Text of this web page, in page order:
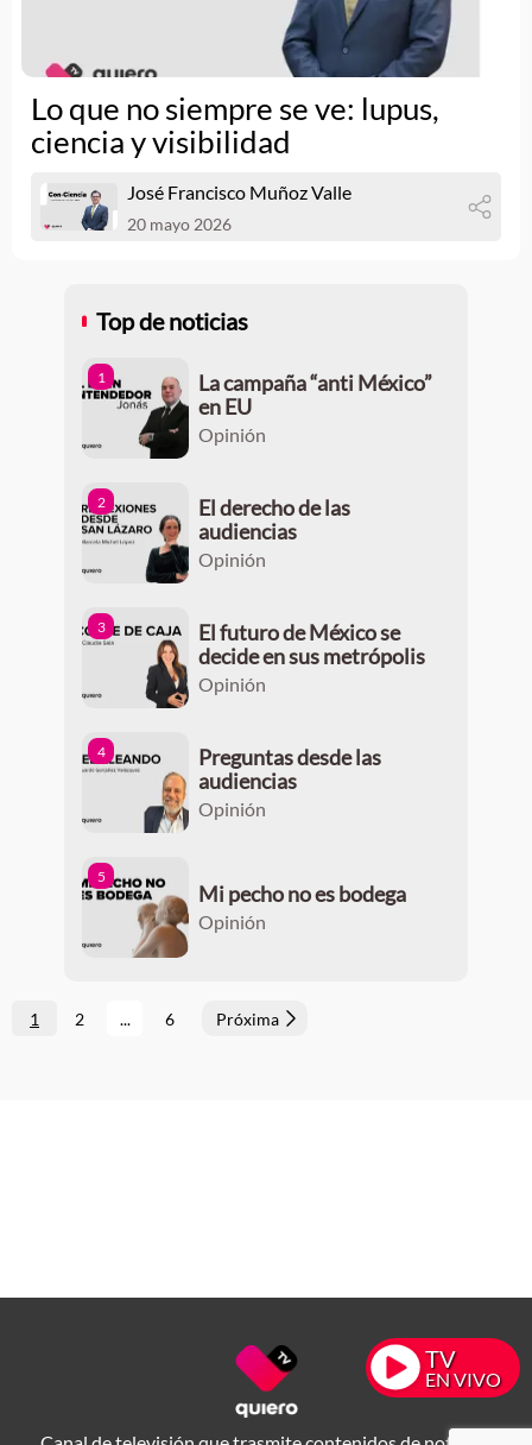
TV
EN VIVO
Lo que no siempre se ve: lupus,
ciencia y visibilidad
José Francisco Muñoz Valle
20 mayo 2026
Top de noticias
1
La campaña “anti México”
en EU
Opinión
2
El derecho de las
audiencias
Opinión
3
El futuro de México se
decide en sus metrópolis
Opinión
4
Preguntas desde las
audiencias
Opinión
5
Mi pecho no es bodega
Opinión
1 2 ... 6 Próxima